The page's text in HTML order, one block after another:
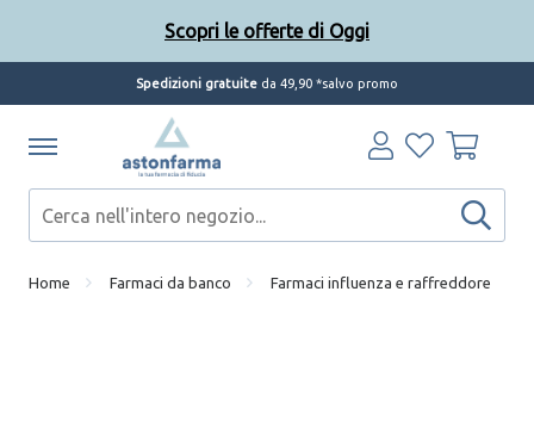
Spedizioni gratuite da 49,90 *salvo promo
Home Farmaci da banco Farmaci influenza e raffreddore
Scopri le offerte di Oggi